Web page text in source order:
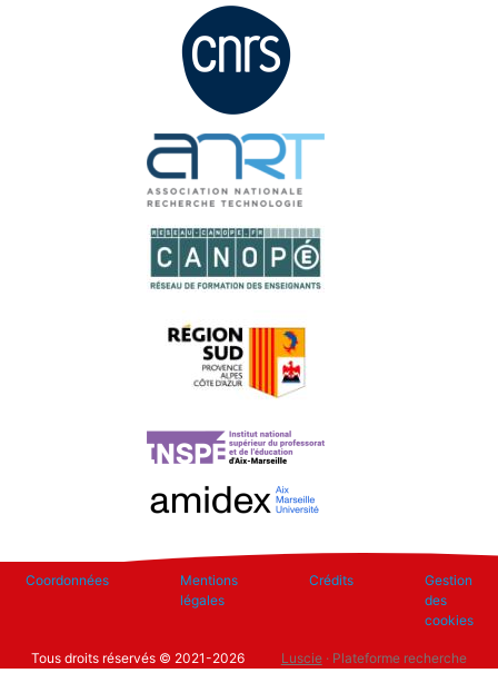
Coordonnées
Mentions
légales
Crédits
Gestion
des
cookies
Tous droits réservés © 2021-2026 Luscie· Plateforme recherche